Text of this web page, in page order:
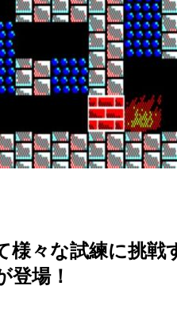
様々な試練に挑
登場！